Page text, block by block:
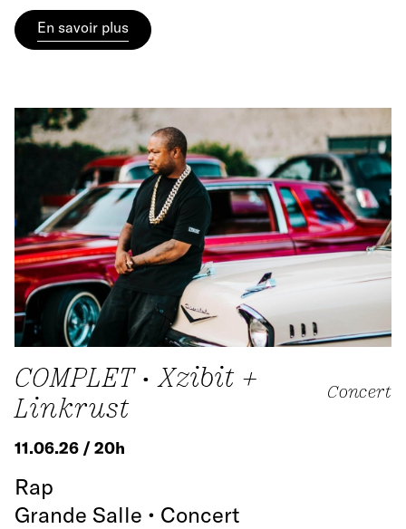
En savoir plus
COMPLET • Xzibit +
Linkrust
Concert
11.06.26 / 20h
Rap
Grande Salle • Concert